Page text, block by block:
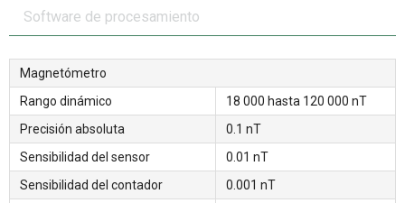
Software de procesamiento
Magnetómetro
Rango dinámico
18 000 hasta 120 000 nT
Precisión absoluta
0.1 nT
Sensibilidad del sensor
0.01 nT
Sensibilidad del contador
0.001 nT